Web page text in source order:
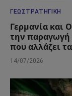
ΓΕΩΣΤΡΑΤΗΓΙΚΉ
Γερμανία και
την παραγωγή
που αλλάζει
14/07/2026